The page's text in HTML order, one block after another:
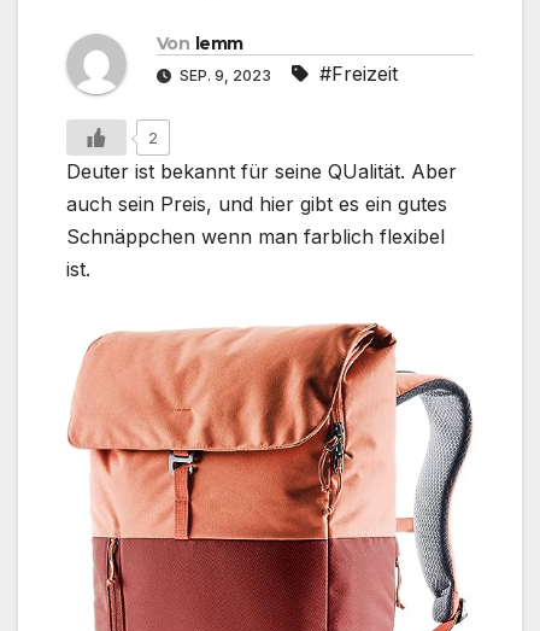
Von lemm
SEP. 9, 2023 #Freizeit
2
Deuter ist bekannt für seine QUalität. Aber
auch sein Preis, und hier gibt es ein gutes
Schnäppchen wenn man farblich flexibel
ist.